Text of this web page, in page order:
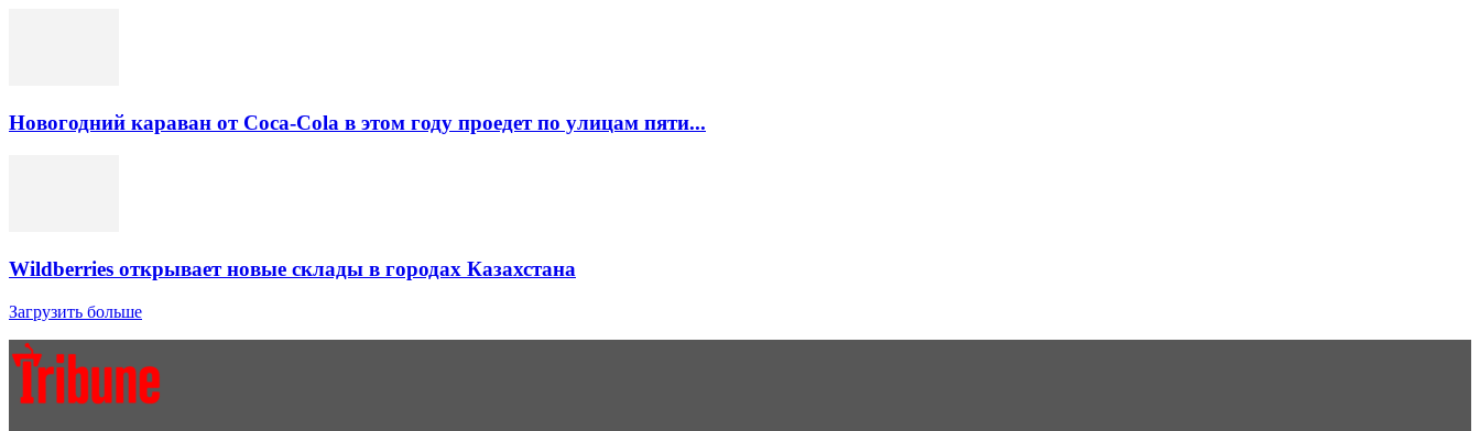
Новогодний караван от Coca-Cola в этом году проедет по улицам пяти...
Wildberries открывает новые склады в городах Казахстана
Загрузить больше